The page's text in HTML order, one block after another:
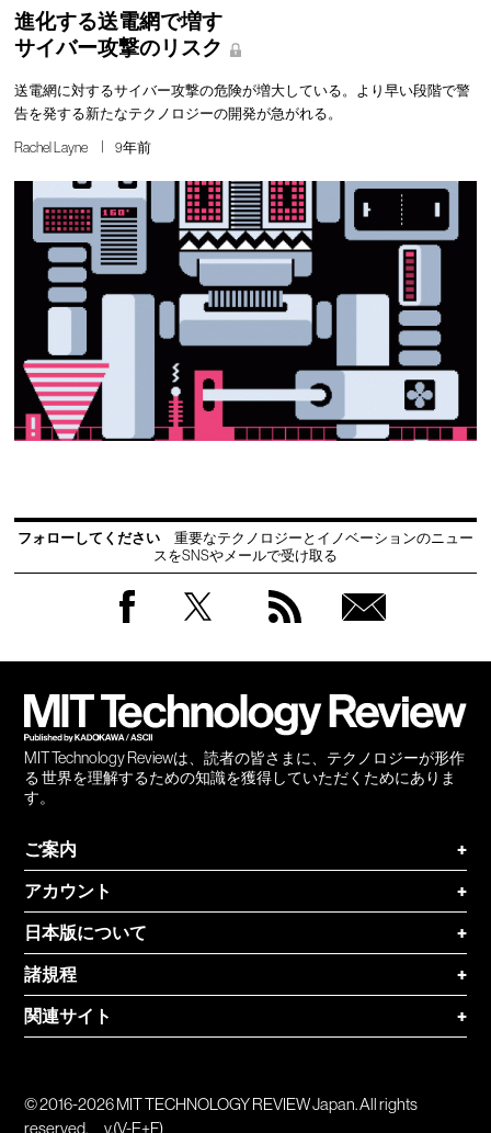
進化する送電網で増す
サイバー攻撃のリスク
送電網に対するサイバー攻撃の危険が増大している。より早い段階で警
告を発する新たなテクノロジーの開発が急がれる。
Rachel Layne 9年前
フォローしてください
重要なテクノロジーとイノベーションのニュー
スをSNSやメールで受け取る
MIT Technology Reviewは、読者の皆さまに、テクノロジーが形作
る 世界を理解するための知識を獲得していただくためにありま
す。
ご案内
+
アカウント
+
日本版について
+
諸規程
+
関連サイト
+
© 2016-2026 MIT TECHNOLOGY REVIEW Japan. All rights
reserved.
v.(V-E+F)